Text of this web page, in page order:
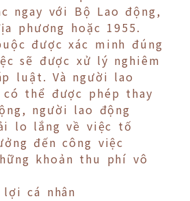
ngay với Bộ Lao động,
phương hoặc 1955.
được xác minh đúng
sẽ được xử lý nghiêm
luật. Và người lao
có thể được phép thay
người lao động
lo lắng về việc tố
đến công việc
khoản thu phí vô
cá nhân